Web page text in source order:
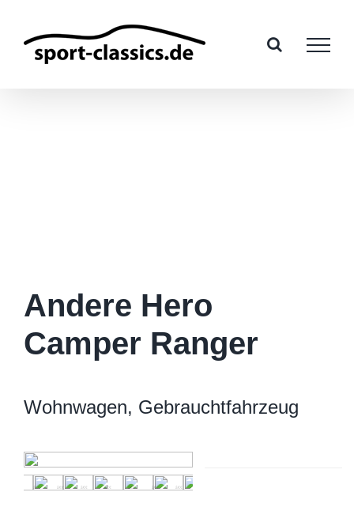
springen
Andere Hero
Camper Ranger
Wohnwagen, Gebrauchtfahrzeug